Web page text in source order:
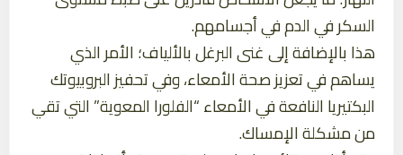
السكر في الدم في أجسامهم.
هذا بالإضافة إلى غنى البرغل بالألياف؛ الأمر الذي
يساهم في تعزيز صحة الأمعاء، وفي تحفيز البروبيوتك
البكتيريا النافعة في الأمعاء “الفلورا المعوية” التي تقي
من مشكلة الإمساك.